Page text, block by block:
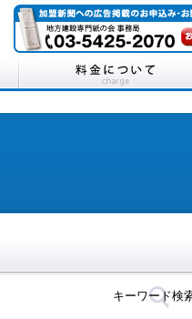
キーワード検